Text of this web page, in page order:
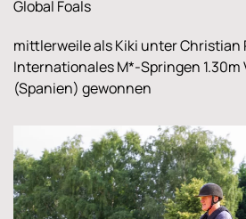
Global Foals
mittlerweile als Kiki unter Christian
Internationales M*-Springen 1.30m
(Spanien) gewonnen